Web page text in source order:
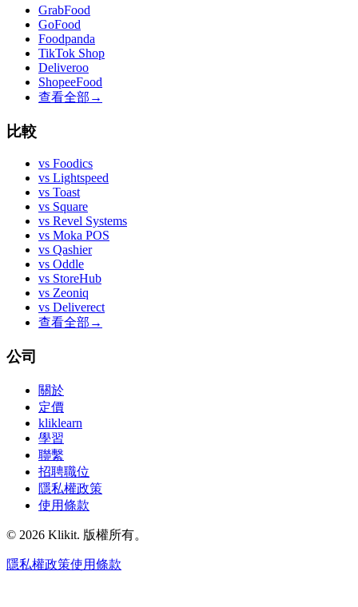
GrabFood
GoFood
Foodpanda
TikTok Shop
Deliveroo
ShopeeFood
查看全部 →
比較
vs Foodics
vs Lightspeed
vs Toast
vs Square
vs Revel Systems
vs Moka POS
vs Qashier
vs Oddle
vs StoreHub
vs Zeoniq
vs Deliverect
查看全部 →
公司
關於
定價
kliklearn
學習
聯繫
招聘職位
隱私權政策
使用條款
© 2026 Klikit. 版權所有。
隱私權政策使用條款